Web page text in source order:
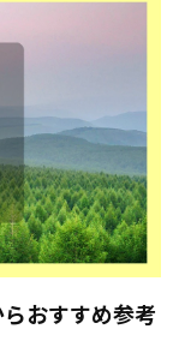
おすすめ参考